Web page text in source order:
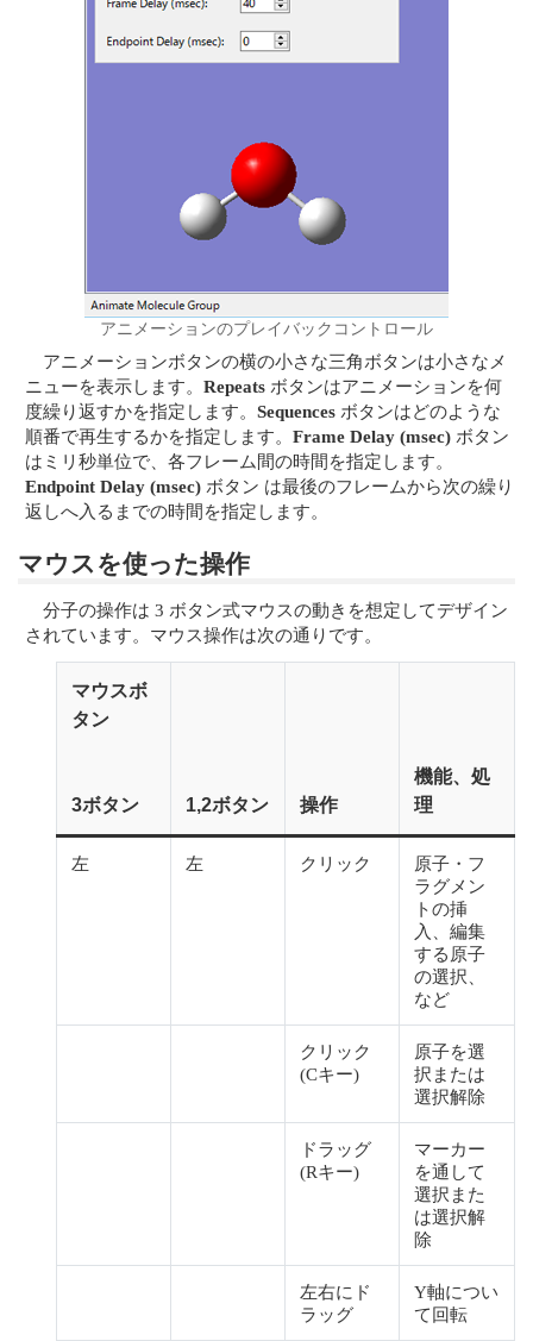
アニメーションのプレイバックコントロール
アニメーションボタンの横の小さな三角ボタンは小さなメ
ニューを表示します。Repeats ボタンはアニメーションを何
度繰り返すかを指定します。Sequences ボタンはどのような
順番で再生するかを指定します。Frame Delay (msec) ボタン
はミリ秒単位で、各フレーム間の時間を指定します。
Endpoint Delay (msec) ボタン は最後のフレームから次の繰り
返しへ入るまでの時間を指定します。
マウスを使った操作
分子の操作は 3 ボタン式マウスの動きを想定してデザイン
されています。マウス操作は次の通りです。
マウスボ
タン
3ボタン 1,2ボタン 操作
機能、処
理
左 左 クリック
原子・フ
ラグメン
トの挿
入、編集
する原子
の選択、
など
クリック
(Cキー)
原子を選
択または
選択解除
ドラッグ
(Rキー)
マーカー
を通して
選択また
は選択解
除
左右にド
ラッグ
Y軸につい
て回転